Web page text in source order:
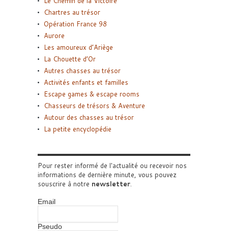
Chartres au trésor
Opération France 98
Aurore
Les amoureux d’Ariège
La Chouette d’Or
Autres chasses au trésor
Activités enfants et familles
Escape games & escape rooms
Chasseurs de trésors & Aventure
Autour des chasses au trésor
La petite encyclopédie
Pour rester informé de l'actualité ou recevoir nos
informations de dernière minute, vous pouvez
souscrire à notre newsletter
Email
Pseudo